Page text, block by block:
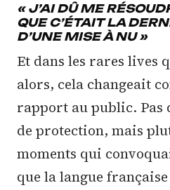
« J’AI DÛ ME
QUE C’ÉTAIT LA
D’UNE MISE À NU »
Et dans les rares lives
alors, cela changeait
rapport au public. Pas
de protection, mais
moments qui
que la langue